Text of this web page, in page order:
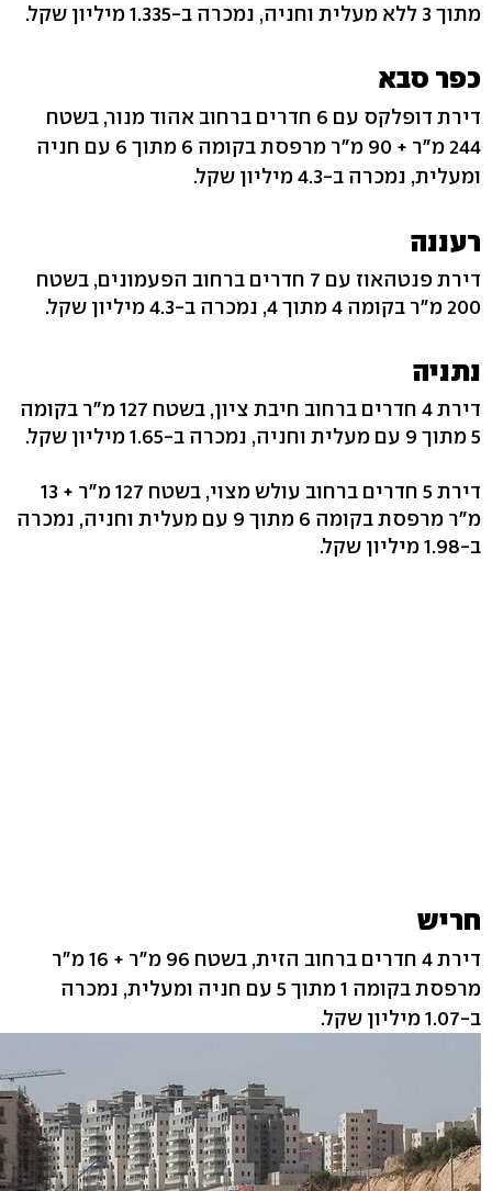
מתוך 3 ללא מעלית וחניה, נמכרה ב-1.335 מיליון שקל.
כפר סבא
דירת דופלקס עם 6 חדרים ברחוב אהוד מנור, בשטח
244 מ"ר + 90 מ"ר מרפסת בקומה 6 מתוך 6 עם חניה
ומעלית, נמכרה ב-4.3 מיליון שקל.
רעננה
דירת פנטהאוז עם 7 חדרים ברחוב הפעמונים, בשטח
200 מ"ר בקומה 4 מתוך 4, נמכרה ב-4.3 מיליון שקל.
נתניה
דירת 4 חדרים ברחוב חיבת ציון, בשטח 127 מ"ר בקומה
5 מתוך 9 עם מעלית וחניה, נמכרה ב-1.65 מיליון שקל.
דירת 5 חדרים ברחוב עולש מצוי, בשטח 127 מ"ר + 13
מ"ר מרפסת בקומה 6 מתוך 9 עם מעלית וחניה, נמכרה
ב-1.98 מיליון שקל.
חריש
דירת 4 חדרים ברחוב הזית, בשטח 96 מ"ר + 16 מ"ר
מרפסת בקומה 1 מתוך 5 עם חניה ומעלית, נמכרה
ב-1.07 מיליון שקל.